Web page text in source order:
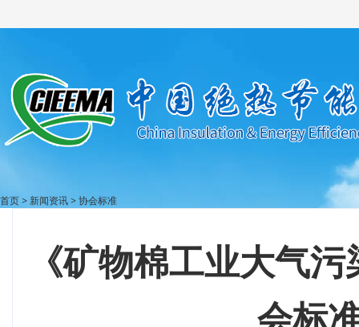
首页 > 新闻资讯 >协会标准
《矿物棉工业大气
会标